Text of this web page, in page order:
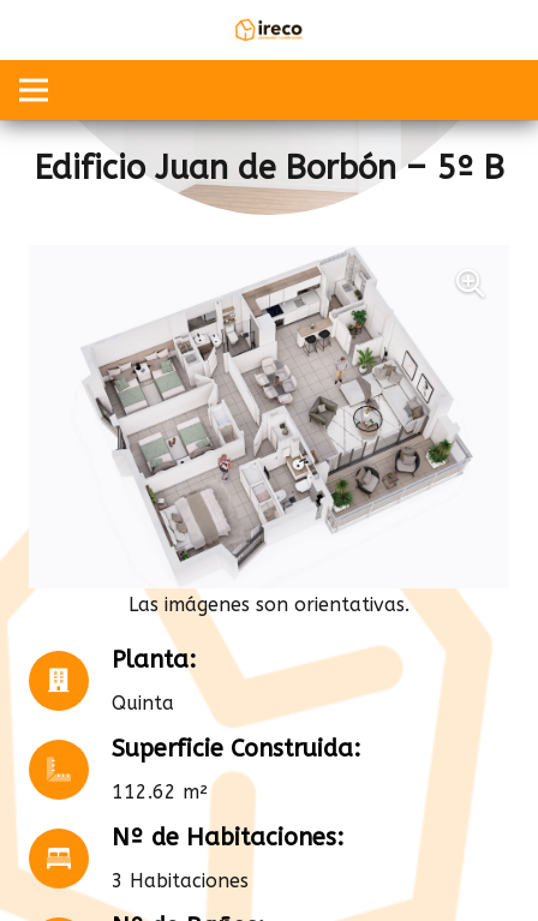
Edificio Juan de Borbón – 5º B
Las imágenes son orientativas.
Planta:
Quinta
Superficie Construida:
112.62 m²
Nº de Habitaciones:
3 Habitaciones